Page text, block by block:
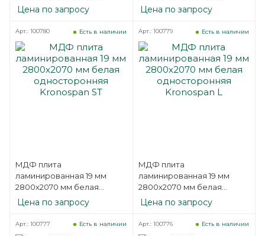
односторонняя Kronospan
Цена по запросу
односторонняя Kronospan
XL
Цена по запросу
МДФ плита
ламинированная 19 мм
2800х2070 мм белая
односторонняя Kronospan
ST
Есть в наличии
Арт.: 100780
Цена по запросу
МДФ плита
ламинированная 19 мм
2800х2070 мм белая
односторонняя Kronospan
Есть в наличии
Арт.: 100779
Цена по запросу
Есть в наличии
Арт.: 100777 Есть в наличии
Арт.: 100776